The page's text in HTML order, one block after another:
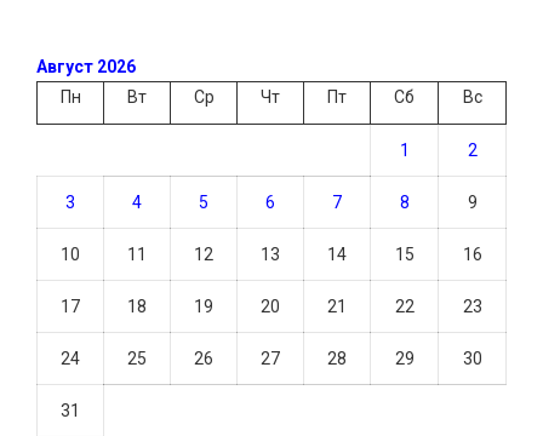
Август 2026
Пн
Вт Ср Чт Пт Сб Вс
1 2
3 4 5 6 7 8 9
10 11 12 13 14 15 16
17 18 19 20 21 22 23
24 25 26 27 28 29 30
31